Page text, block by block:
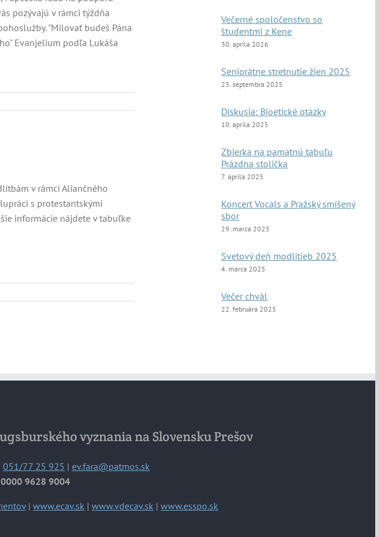
pozývajú v rámci týždňa
"Milovať budeš Pána
Evanjelium podľa Lukáša
v rámci Aliančného
s protestantskými
informácie nájdete v tabuľke
Večerné spoločenstvo so
študentmi z Kene
30. apríla 2026
Seniorátne stretnutie žien 2025
23. septembra 2025
Diskusia: Bioetické otázky
10. apríla 2025
Zbierka na pamätnú tabuľu
Prázdna stolička
7. apríla 2025
Koncert Vocals a Pražský smíšený
sbor
29. marca 2025
Svetový deň modlitieb 2025
4. marca 2025
Večer chvál
22. februára 2025
vyznania na Slovensku Prešov
051/77 25 925 |ev.fara@patmos.sk
9628 9004
|www.ecav.sk |www.vdecav.sk |www.esspo.sk